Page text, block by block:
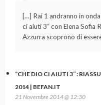
[…] Rai 1 andranno in
ci aiuti 3“ con Elena Sofia
Azzurra scoprono di
“CHE DIO CI AIUTI 3″:
2014 | BEFAN.IT
21 Novembre 2014 @ 12:30